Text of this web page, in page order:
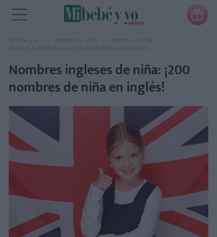

Mi bebé y yo
Nombres ingleses de niña: ¡200
nombres de niña en inglés!